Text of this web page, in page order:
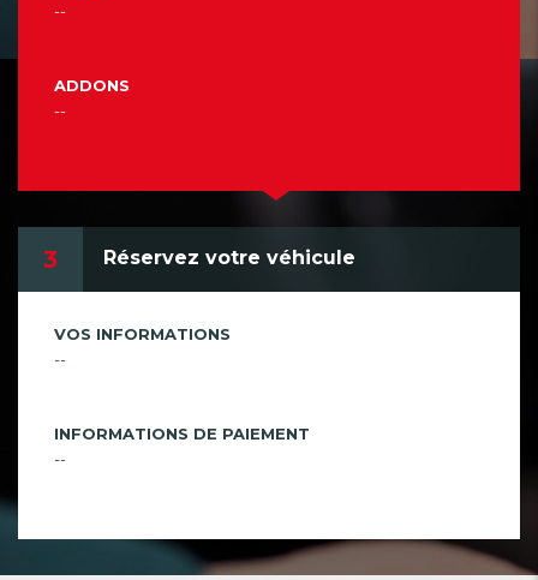
--
ADDONS
--
3 Réservez votre véhicule
VOS INFORMATIONS
--
INFORMATIONS DE PAIEMENT
--